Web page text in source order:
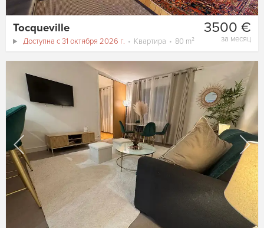
3500 €
за месяц
Tocqueville
Доступна с 31 октября 2026 г. Квартира 80 m²